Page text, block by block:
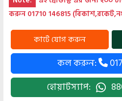
করুন 01710 146815
কল করুন:
হোয়াটস্যাপ: